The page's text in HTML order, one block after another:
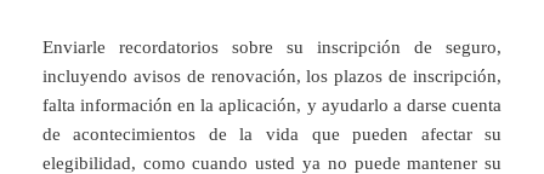
Enviarle recordatorios sobre su inscripción de seguro,
incluyendo avisos de renovación, los plazos de inscripción,
falta información en la aplicación, y ayudarlo a darse cuenta
de acontecimientos de la vida que pueden afectar su
elegibilidad, como cuando usted ya no puede mantener su